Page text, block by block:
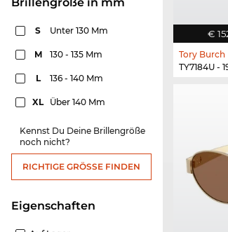
S Unter 130 Mm
M 130 - 135 Mm
L 136 - 140 Mm
XL Über 140 Mm
Kennst Du Deine Brillengröße
noch nicht?
RICHTIGE GRÖSSE FINDEN
Eigenschaften
€
Tory Burch
TY7184U -